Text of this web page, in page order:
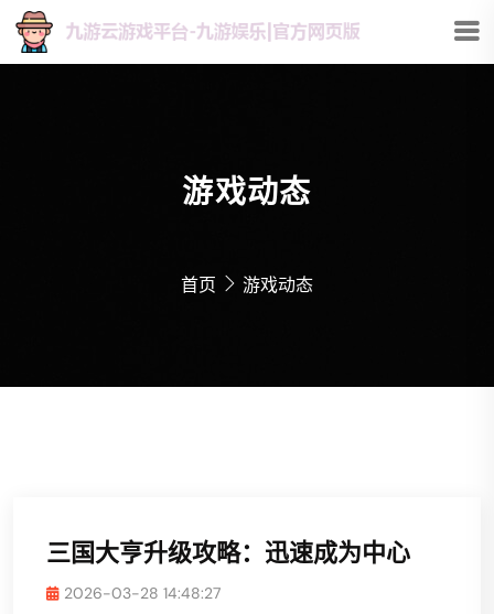
游戏动态
首页 游戏动态
三国大亨升级攻略：迅速成为中心
2026-03-28 14:48:27